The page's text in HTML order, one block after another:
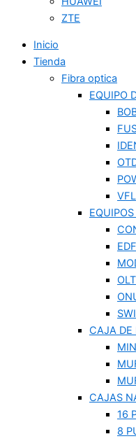
ZTE
Inicio
Tienda
Fibra optica
EQUIPO
VFL
OLT
CAJA DE
CAJAS
16
8